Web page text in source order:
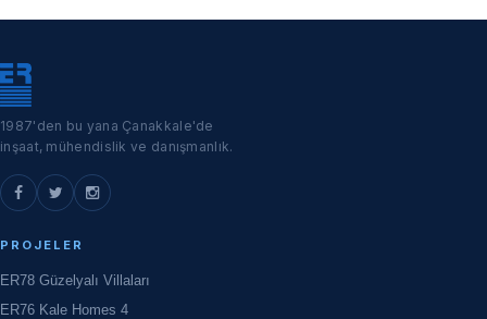
1987'den bu yana Çanakkale'de
inşaat, mühendislik ve danışmanlık.
PROJELER
ER78 Güzelyalı Villaları
ER76 Kale Homes 4